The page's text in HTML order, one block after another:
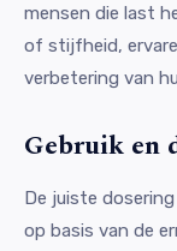
mensen die last
of stijfheid,
verbetering van
Gebruik en
De juiste
op basis van de